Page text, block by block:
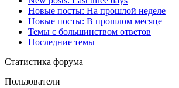
Новые посты: На прошлой неделе
Новые посты: В прошлом месяце
Темы с большинством ответов
Последние темы
Статистика форума
Пользователи